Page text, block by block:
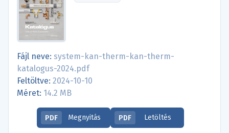
Fájl neve: system-kan-therm-kan-therm-
katalogus-2024.pdf
Feltöltve: 2024-10-10
Méret: 14.2 MB
PDF Megnyitás PDF Letöltés